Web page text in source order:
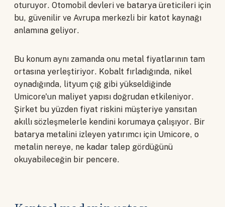
oturuyor. Otomobil devleri ve batarya üreticileri için
bu, güvenilir ve Avrupa merkezli bir katot kaynağı
anlamına geliyor.
Bu konum aynı zamanda onu metal fiyatlarının tam
ortasına yerleştiriyor. Kobalt fırladığında, nikel
oynadığında, lityum çığ gibi yükseldiğinde
Umicore'un maliyet yapısı doğrudan etkileniyor.
Şirket bu yüzden fiyat riskini müşteriye yansıtan
akıllı sözleşmelerle kendini korumaya çalışıyor. Bir
batarya metalini izleyen yatırımcı için Umicore, o
metalin nereye, ne kadar talep gördüğünü
okuyabileceğin bir pencere.